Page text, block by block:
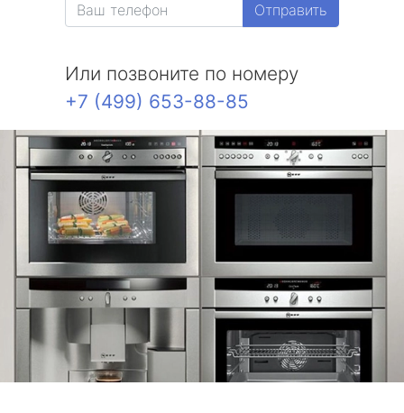
Отправить
Или позвоните по номеру
+7 (499) 653-88-85